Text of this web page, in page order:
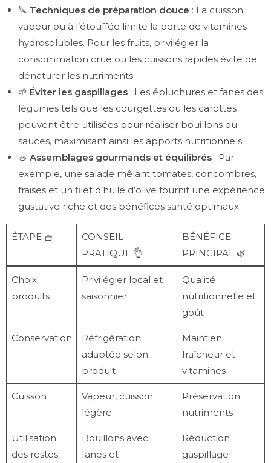
🔪 Techniques de préparation douce : La cuisson
vapeur ou à l’étouffée limite la perte de vitamines
hydrosolubles. Pour les fruits, privilégier la
consommation crue ou les cuissons rapides évite de
dénaturer les nutriments.
🌱 Éviter les gaspillages : Les épluchures et fanes des
légumes tels que les courgettes ou les carottes
peuvent être utilisées pour réaliser bouillons ou
sauces, maximisant ainsi les apports nutritionnels.
🥗 Assemblages gourmands et équilibrés : Par
exemple, une salade mêlant tomates, concombres,
fraises et un filet d’huile d’olive fournit une expérience
gustative riche et des bénéfices santé optimaux.
ÉTAPE 🧺
CONSEIL
PRATIQUE 👌
BÉNÉFICE
PRINCIPAL 🌿
Choix
produits
Privilégier local et
saisonnier
Qualité
nutritionnelle et
goût
Conservation
Réfrigération
adaptée selon
produit
Maintien
fraîcheur et
vitamines
Cuisson
Vapeur, cuisson
légère
Préservation
nutriments
Utilisation
des restes
Bouillons avec
fanes et
Réduction
gaspillage